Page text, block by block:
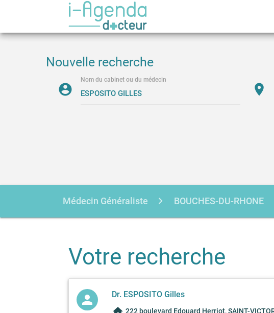
Nouvelle recherche
account_circle
Nom du cabinet ou du médecin
location_on
Médecin Généraliste BOUCHES-DU-RHONE
Votre recherche
person Dr. ESPOSITO Gilles
222 boulevard Edouard Herriot, SAINT-